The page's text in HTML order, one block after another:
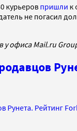
курьеров пришли к
не погасил
у офиса Mail.ru
Рунета. Рейтинг